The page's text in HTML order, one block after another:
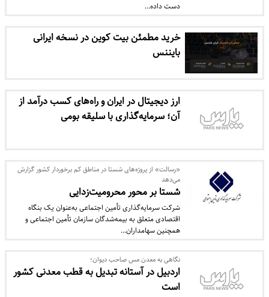
دست داده…
خرید مطمئن بیت کوین در نسخه ایرانی
بایننس
ارز دیجیتال در ایران و راه‌های کسب درآمد از
آن؛ سرمایه‌گذاری با سلیقه بومی
«رسالت» از پروژه‌های شستا در مناطق کم برخوردار کشور گزارش
می‌دهد
شستا بر محور محرومیت‌زدایی
شرکت سرمایه‌گذاری تأمین اجتماعی به‌عنوان یک بنگاه
اقتصادی متعلق به بیمه‌شدگان سازمان تأمین اجتماعی و
همچنین سهامداران…
نگاهی به معدن مس صاحب دیوان؛
اردبیل در آستانه تبدیل به قطب معدنی کشور
است